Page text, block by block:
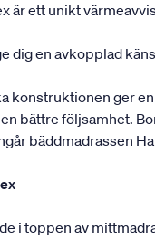
är ett unikt
dig en avkopplad
konstruktionen ger
bättre följsamhet.
bäddmadrassen
i toppen av